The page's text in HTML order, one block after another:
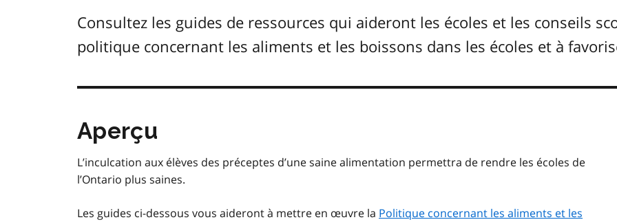
Consultez les guides de ressources qui aideront les écoles et les conseils
politique concernant les aliments et les boissons dans les écoles et à
Aperçu
L’inculcation aux élèves des préceptes d’une saine alimentation permettra de rendre les écoles de
l’Ontario plus saines.
Les guides ci-dessous vous aideront à mettre en œuvre la Politique concernant les aliments et les